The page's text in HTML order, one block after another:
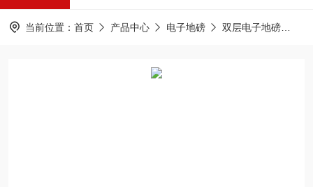
当前位置： 首页 产品中心 电子地磅 双层电子地磅